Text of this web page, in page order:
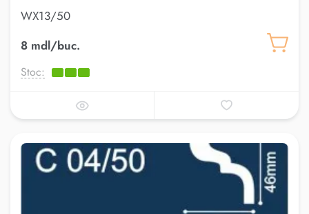
WX13/50
8 mdl/buc.
Stoc: